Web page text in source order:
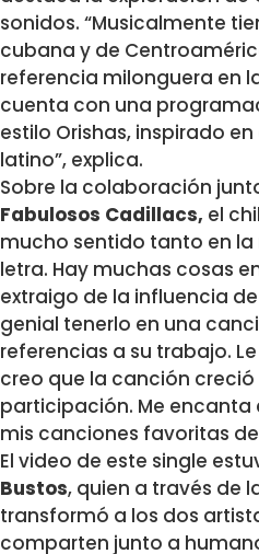
sonidos. “Musicalmente
cubana y de
referencia milonguera en
cuenta con una
estilo ​Orishas,​ inspirado
latino”, explica.
Sobre la colaboración
Fabulosos Cadillacs, el
mucho sentido tanto en
letra. Hay muchas cosas
extraigo de la influencia
genial tenerlo en una
referencias a su trabajo.
creo que la canción
participación. Me encanta
mis canciones favoritas
El video de este single
Bustos, quien a través de
transformó a los dos
comparten junto a